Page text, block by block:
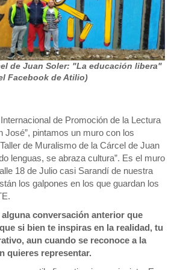
de Juan Soler: "La educación libera"
Facebook de Atilio)
Internacional de Promoción de la Lectura
José”, pintamos un muro con los
de Muralismo de la Cárcel de Juan
lenguas, se abraza cultura”. Es el muro
18 de Julio casi Sarandí de nuestra
los galpones en los que guardan los
alguna conversación anterior que
si bien te inspiras en la realidad, tu
aun cuando se reconoce a la
quieres representar.